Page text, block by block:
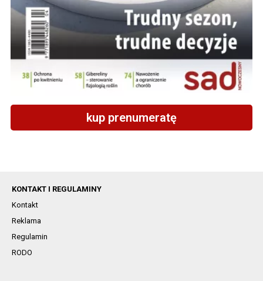
kup prenumeratę
KONTAKT I REGULAMINY
Kontakt
Reklama
Regulamin
RODO